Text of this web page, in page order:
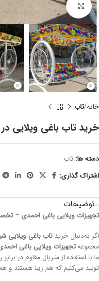
برای بزرگنمایی کلیک کنید
خانه تاب
خرید تاب باغی ویلایی
دسته ها: تاب
اشتراک گذاری:
توضیحات
تجهیزات ویلایی باغی احمدی –
اگر به‌دنبال خریدتاب باغی ویلایی
مجموعهتجهیزات ویلایی باغی
ما با استفاده از متریال مقاوم در
تولید می‌کنیم که هم زیبا هستند و